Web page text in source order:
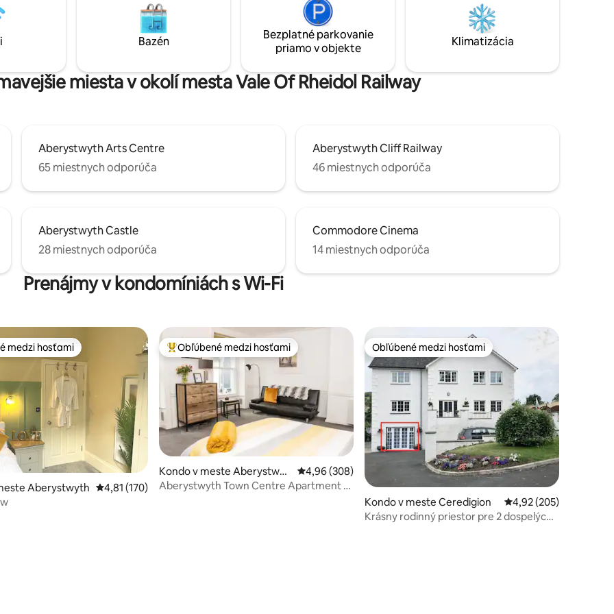
manželská posteľ s veľkou
spálňa s manželskou
veľká rodinná kúpeľňa.
je vhodný pre psov a domáce
mesta a železničnej stanice. Jednoduchý
prístup ku všetkým obchodom, barom a
reštauráciám, ktoré Aberystwyth
ponúka. Ideálne prostredie na idylický
miesto pre páry alebo rodiny. Niektoré
scény z detektívneho seriálu Hinterland
sa natáčali hneď za rohom!
Bazén
Bezplatné parkovanie
priamo v objekte
Klimatizácia
miesta v okolí mesta Vale Of Rheidol Railway
Aberystwyth Arts Centre
65 miestnych odporúča
Aberystwyth Cliff Railway
46 miestnych odporúča
Aberystwyth Castle
28 miestnych odporúča
Commodore Cinema
14 miestnych odporúča
Prenájmy v kondomíniách s Wi-Fi
z 5, počet hodnotení: 201
medzi hosťami
medzi hosťami
Aberystwyth Priemerné ohodnotenie 4,81 z 5, počet hodnotení: 170
4,81 (170)
Najobľúbenejšie medzi hosťami
Obľúbené medzi hosťami
Kondo v meste Aberystwyt
h
Priemerné ohodnotenie 4,96 z 5, počet hodnotení: 308
4,96 (308)
Aberystwyth Town Centre Apartment 1 -
Obľúbené medzi hosťami
Obľúbené medzi hosťami
Kondo v meste Ceredigion Priemerné
4,92 (205)
Krásny rodinný priestor pre 2 dospelých